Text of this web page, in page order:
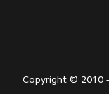
Copyright © 2010 -